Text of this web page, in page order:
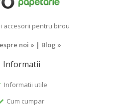
accesorii pentru birou
noi » | Blog »
Informatii
Informatii utile
Cum cumpar